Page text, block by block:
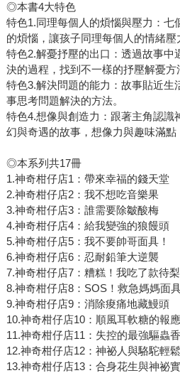
◎本書4大特色
特色1.同理每個人的煩惱與壓力：七
的煩惱，讓孩子同理每個人的情緒壓
特色2.解憂抒壓的出口：透過故事中
決的過程，找到不一樣的抒壓解憂方
特色3.解決問題的能力：故事貼近生
事思考問題解決的方法。
特色4.想像與創造力：跟著主角認識
幻與奇遇的故事，想像力與趣味滿點
◎本系列共17冊
1.神奇柑仔店1：帶來幸福的錢天堂
2.神奇柑仔店2：我不想吃音樂果
3.神奇柑仔店3：誰需要除皺酸梅
4.神奇柑仔店4：給我變強的狼饅頭
5.神奇柑仔店5：我不要帥哥面具！
6.神奇柑仔店6：忍耐鉛筆大逆襲
7.神奇柑仔店7：糟糕！我吃了款待梨
8.神奇柑仔店8：SOS！救急媽媽面
9.神奇柑仔店9：消除痠痛地藏鰻頭
10.神奇柑仔店10：順風耳軟糖的報應
11.神奇柑仔店11：失控的最強驅蟲
12.神奇柑仔店12：神祕人與駱駝輕
13.神奇柑仔店13：合身花生與神祕